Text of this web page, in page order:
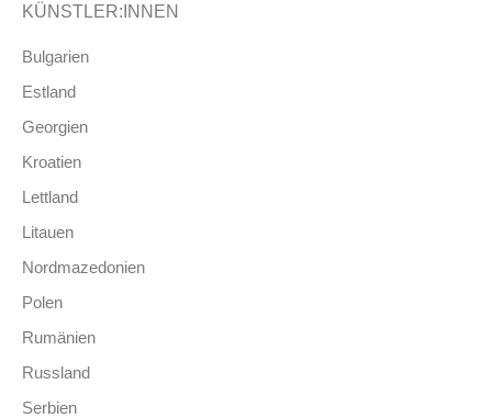
KÜNSTLER:INNEN
Bulgarien
Estland
Georgien
Kroatien
Lettland
Litauen
Nordmazedonien
Polen
Rumänien
Russland
Serbien